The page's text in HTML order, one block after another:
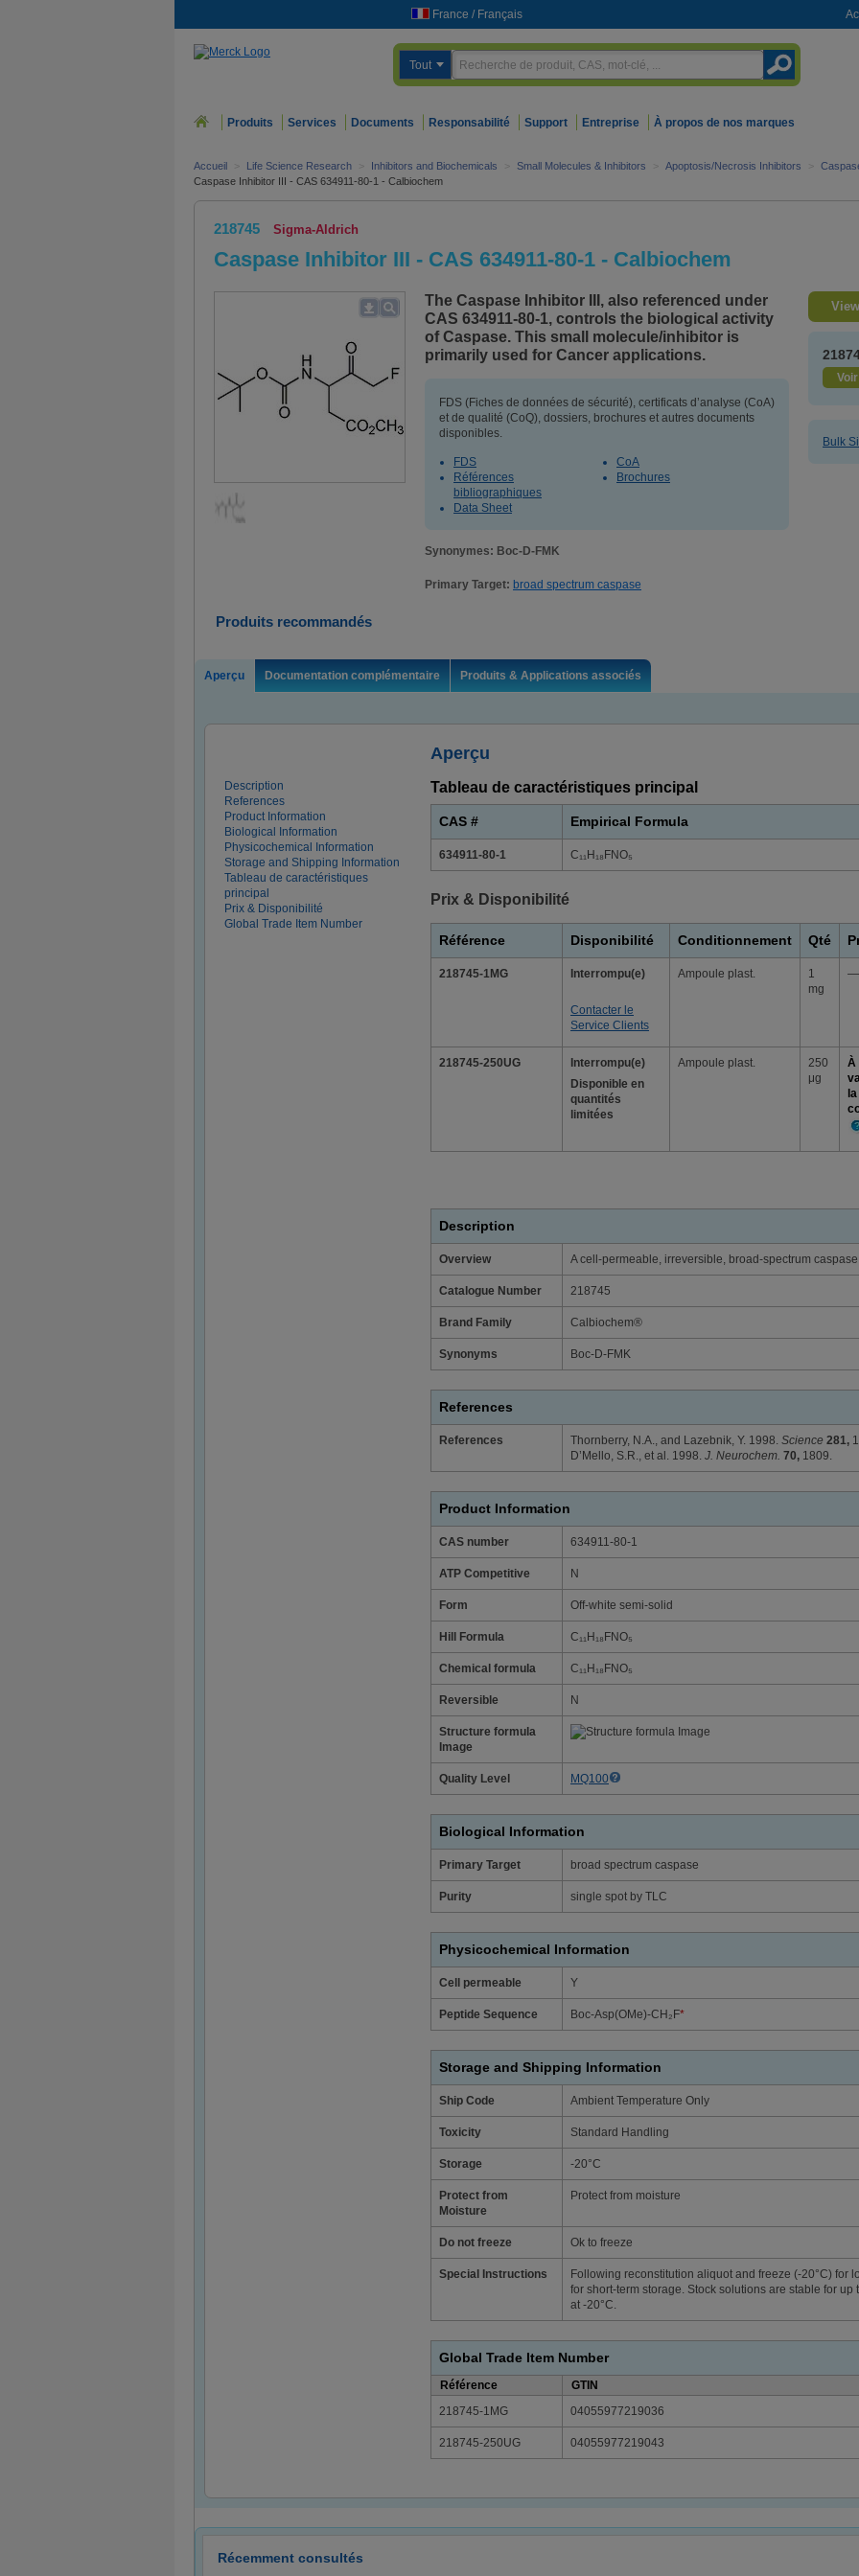
France / Français
Tout
Produits Services Documents Responsabilité Support Entreprise À propos de nos marques
Accueil > Life Science Research > Inhibitors and Biochemicals > Small Molecules & Inhibitors > Apoptosis/Necrosis Inhibitors >
Caspase Inhibitor III - CAS 634911-80-1 - Calbiochem
218745 Sigma-Aldrich
Caspase Inhibitor III - CAS 634911-80-1 - Calbiochem
The Caspase Inhibitor III, also referenced under
CAS 634911-80-1, controls the biological activity
of Caspase. This small molecule/inhibitor is
primarily used for Cancer applications.
FDS (Fiches de données de sécurité), certificats d’analyse (CoA)
et de qualité (CoQ), dossiers, brochures et autres documents
disponibles.
FDS
CoA
Références
bibliographiques
Brochures
Data Sheet
Synonymes: Boc-D-FMK
Primary Target: broad spectrum caspase
Bulk
Produits recommandés
Aperçu Documentation complémentaire Produits & Applications associés
Aperçu
Description
References
Product Information
Biological Information
Physicochemical Information
Storage and Shipping Information
Tableau de caractéristiques
principal
Prix & Disponibilité
Global Trade Item Number
Tableau de caractéristiques principal
CAS # Empirical Formula
634911-80-1 C₁₁H₁₈FNO₅
Prix & Disponibilité
Référence Disponibilité Conditionnement Qté
218745-1MG Interrompu(e)
Contacter le
Service Clients
Ampoule plast.
1
mg
—
218745-250UG
Interrompu(e)
Disponible en
quantités
limitées
Ampoule plast.
250
μg
À
la
Description
Overview A cell-permeable, irreversible, broad-spectrum
Catalogue Number 218745
Brand Family Calbiochem®
Synonyms Boc-D-FMK
References
References Thornberry, N.A., and Lazebnik, Y. 1998. Science 281,
D’Mello, S.R., et al. 1998. J. Neurochem. 70, 1809.
Product Information
CAS number 634911-80-1
ATP Competitive N
Form Off-white semi-solid
Hill Formula C₁₁H₁₈FNO₅
Chemical formula C₁₁H₁₈FNO₅
Reversible N
Structure formula
Image
Quality Level MQ100
Biological Information
Primary Target broad spectrum caspase
Purity single spot by TLC
Physicochemical Information
Cell permeable Y
Peptide Sequence Boc-Asp(OMe)-CH₂F*
Storage and Shipping Information
Ship Code Ambient Temperature Only
Toxicity Standard Handling
Storage -20°C
Protect from
Moisture
Protect from moisture
Do not freeze Ok to freeze
Special Instructions
Following reconstitution aliquot and freeze (-20°C) for
for short-term storage. Stock solutions are stable for up
at -20°C.
Global Trade Item Number
Référence
GTIN
218745-1MG
04055977219036
218745-250UG 04055977219043
Récemment consultés